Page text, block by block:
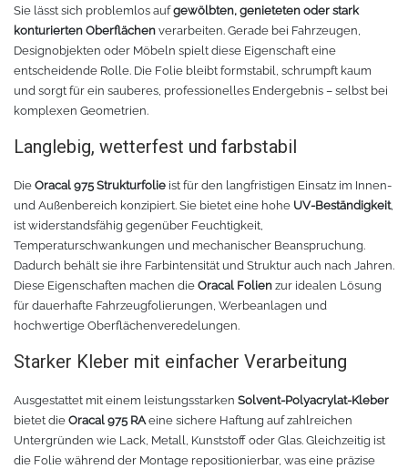
Sie lässt sich problemlos aufgewölbten, genieteten oder stark
konturierten Oberflächen verarbeiten. Gerade bei Fahrzeugen,
Designobjekten oder Möbeln spielt diese Eigenschaft eine
entscheidende Rolle. Die Folie bleibt formstabil, schrumpft kaum
und sorgt für ein sauberes, professionelles Endergebnis – selbst bei
komplexen Geometrien.
Langlebig, wetterfest und farbstabil
Die Oracal 975 Strukturfolie ist für den langfristigen Einsatz im Innen-
und Außenbereich konzipiert. Sie bietet eine hohe UV-Beständigkeit,
ist widerstandsfähig gegenüber Feuchtigkeit,
Temperaturschwankungen und mechanischer Beanspruchung.
Dadurch behält sie ihre Farbintensität und Struktur auch nach Jahren.
Diese Eigenschaften machen die Oracal Folien zur idealen Lösung
für dauerhafte Fahrzeugfolierungen, Werbeanlagen und
hochwertige Oberflächenveredelungen.
Starker Kleber mit einfacher Verarbeitung
Ausgestattet mit einem leistungsstarken Solvent-Polyacrylat-Kleber
bietet die Oracal 975 RAeine sichere Haftung auf zahlreichen
Untergründen wie Lack, Metall, Kunststoff oder Glas. Gleichzeitig ist
die Folie während der Montage repositionierbar, was eine präzise